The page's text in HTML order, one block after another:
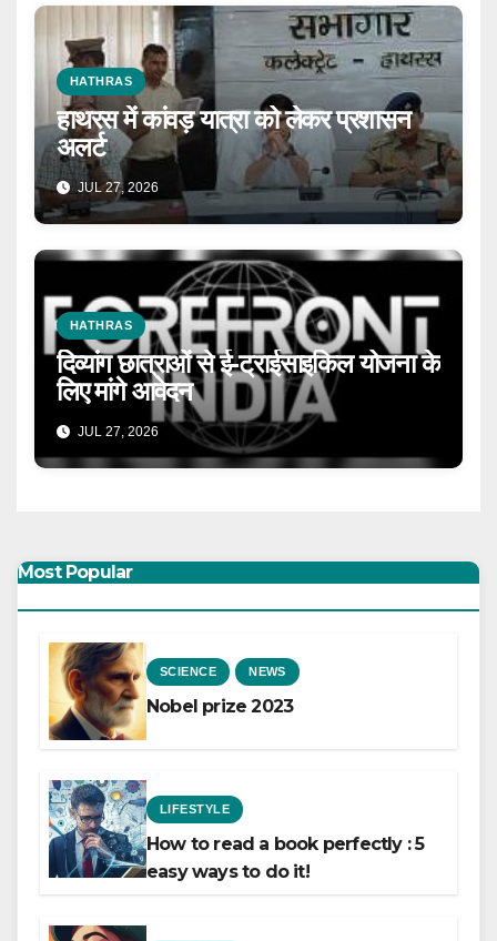
HATHRAS
हाथरस में कांवड़ यात्रा को लेकर प्रशासन
अलर्ट
JUL 27, 2026
HATHRAS
दिव्यांग छात्राओं से ई-ट्राईसाइकिल योजना के
लिए मांगे आवेदन
JUL 27, 2026
Most Popular
SCIENCE NEWS
Nobel prize 2023
LIFESTYLE
How to read a book perfectly : 5
easy ways to do it!